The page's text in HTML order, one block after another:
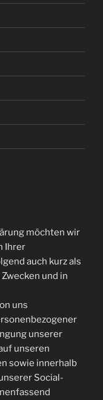
möchten wir
Ihrer
auch kurz als
und in
uns
unserer
unseren
sowie innerhalb
Social-